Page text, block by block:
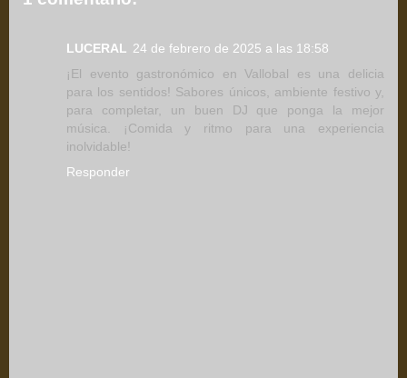
LUCERAL 24 de febrero de 2025 a las 18:58
¡El evento gastronómico en Vallobal es una delicia
para los sentidos! Sabores únicos, ambiente festivo y,
para completar, un buen DJ que ponga la mejor
música. ¡Comida y ritmo para una experiencia
inolvidable!
Responder